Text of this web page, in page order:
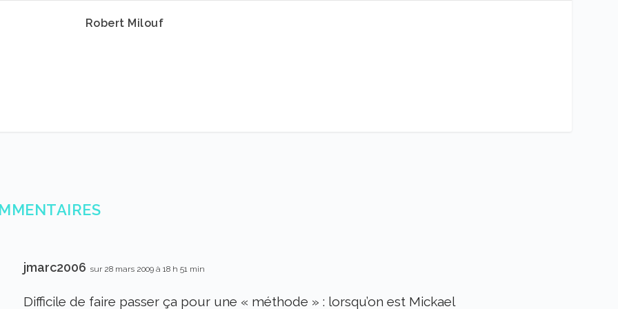
Robert Milouf
jmarc2006 sur 28 mars 2009 à 18 h 51 min
Difficile de faire passer ça pour une « méthode » : lorsqu’on est Mickael